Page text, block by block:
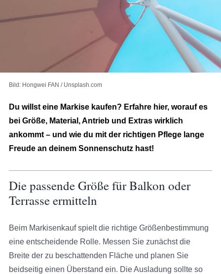
Bild: Hongwei FAN / Unsplash.com
Du willst eine Markise kaufen? Erfahre hier, worauf es
bei Größe, Material, Antrieb und Extras wirklich
ankommt – und wie du mit der richtigen Pflege lange
Freude an deinem Sonnenschutz hast!
Die passende Größe für Balkon oder
Terrasse ermitteln
Beim Markisenkauf spielt die richtige Größenbestimmung
eine entscheidende Rolle. Messen Sie zunächst die
Breite der zu beschattenden Fläche und planen Sie
beidseitig einen Überstand ein. Die Ausladung sollte so